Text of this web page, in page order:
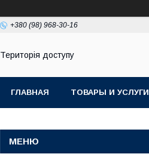
+380 (98) 968-30-16
Територія доступу
ГЛАВНАЯ ТОВАРЫ И УСЛУГИ